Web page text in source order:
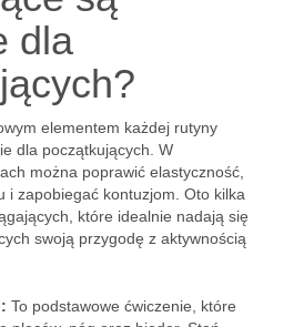
dla
elementem każdej rutyny
dla początkujących. W
można poprawić elastyczność,
i zapobiegać kontuzjom. Oto kilka
które idealnie nadają się
swoją przygodę z aktywnością
To podstawowe ćwiczenie, które